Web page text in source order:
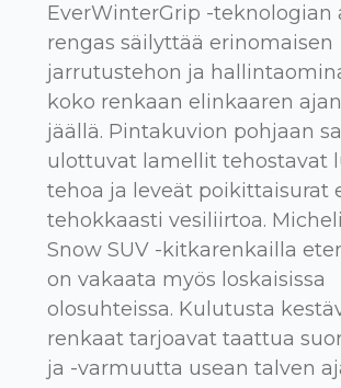
EverWinterGrip -teknologian
rengas säilyttää erinomaisen
jarrutustehon ja
koko renkaan elinkaaren
jäällä. Pintakuvion pohjaan
ulottuvat lamellit tehostavat
tehoa ja leveät poikittaisurat
tehokkaasti vesiliirtoa.
Snow SUV -kitkarenkailla
on vakaata myös loskaisissa
olosuhteissa. Kulutusta
renkaat tarjoavat taattua
ja -varmuutta usean talven